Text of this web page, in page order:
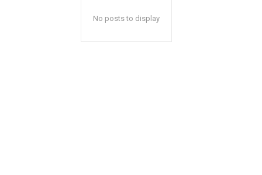
No posts to display